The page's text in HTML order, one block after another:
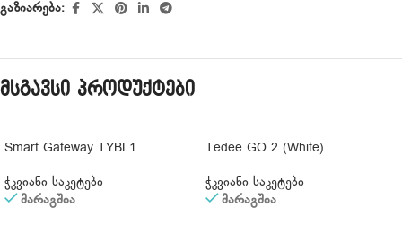
გაზიარება:
მსგავსი პროდუქტები
Smart Gateway TYBL1
ჭკვიანი საკეტები
მარაგშია
Tedee GO 2 (White)
ჭკვიანი საკეტები
მარაგშია